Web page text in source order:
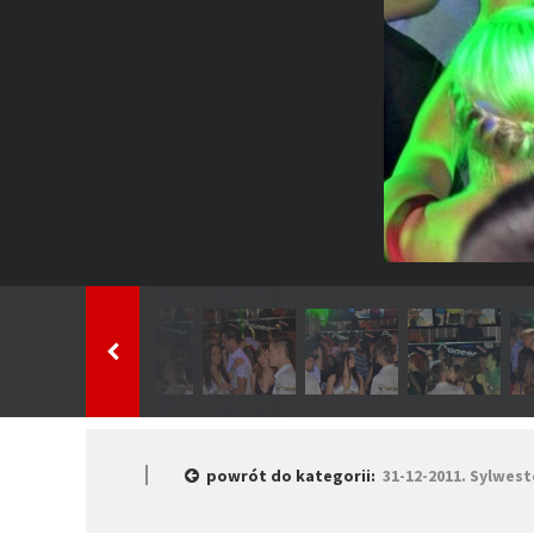
powrót do kategorii: 31-12-2011.